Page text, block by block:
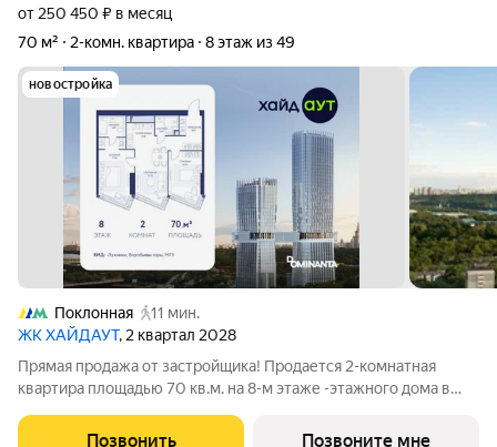
от 250 450 ₽ в месяц
70 м²
2-комн. квартира 8 этаж из 49
новостройка
Поклонная
11 мин.
ЖК ХАЙДАУТ, 2 квартал 2028
Прямая продажа от застройщика! Продается 2-комнатная
квартира площадью 70 кв.м. на 8-м этаже -этажного дома в
Победы, Долина реки Сетунь, МГУ, Москва-Сити, Воробьевы
Позвонить Позвоните мне